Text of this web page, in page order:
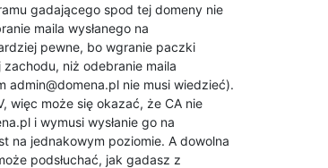
gadającego spod tej domeny nie
maila wysłanego na
pewne, bo wgranie paczki
niż odebranie maila
admin@domena.pl nie musi wiedzieć).
więc może się okazać, że CA nie
i wymusi wysłanie go na
na jednakowym poziomie. A dowolna
podsłuchać, jak gadasz z